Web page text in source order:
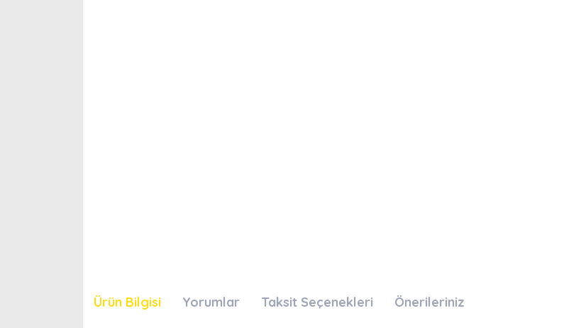
Ürün Bilgisi Yorumlar Taksit Seçenekleri Önerileriniz